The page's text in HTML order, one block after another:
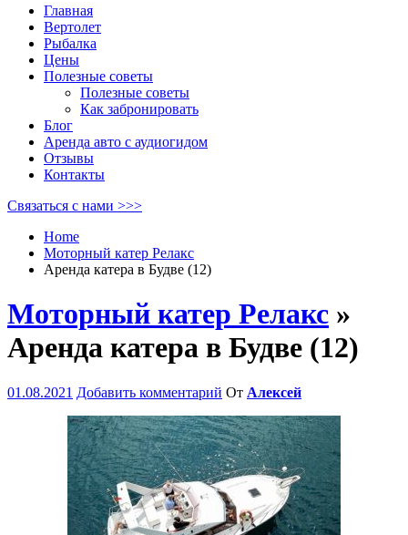
Главная
Вертолет
Рыбалка
Цены
Полезные советы
Полезные советы
Как забронировать
Блог
Аренда авто с аудиогидом
Отзывы
Контакты
Связаться с нами >>>
Home
Моторный катер Релакс
Аренда катера в Будве (12)
Моторный катер Релакс »
Аренда катера в Будве (12)
01.08.2021 Добавить комментарий От Алексей